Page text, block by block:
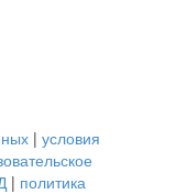
| условия
| политика